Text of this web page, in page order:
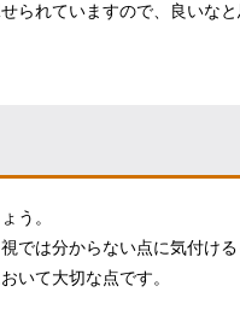
られていますので、良いな
う。
では分からない点に気付け
いて大切な点です。